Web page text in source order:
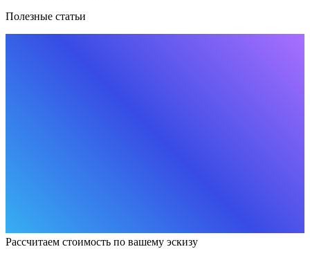
Полезные статьи
Рассчитаем стоимость по вашему эскизу